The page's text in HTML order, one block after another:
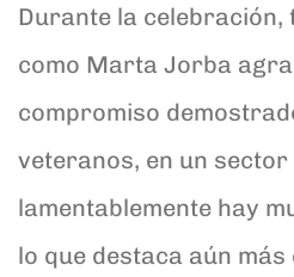
Durante la celebración,
como Marta Jorba
compromiso
veteranos, en un sector
lamentablemente hay
lo que destaca aún